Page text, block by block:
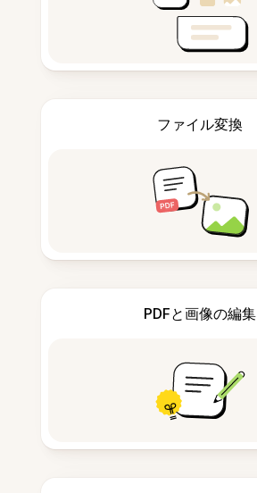
ファイル変換
PDFと画像の編集